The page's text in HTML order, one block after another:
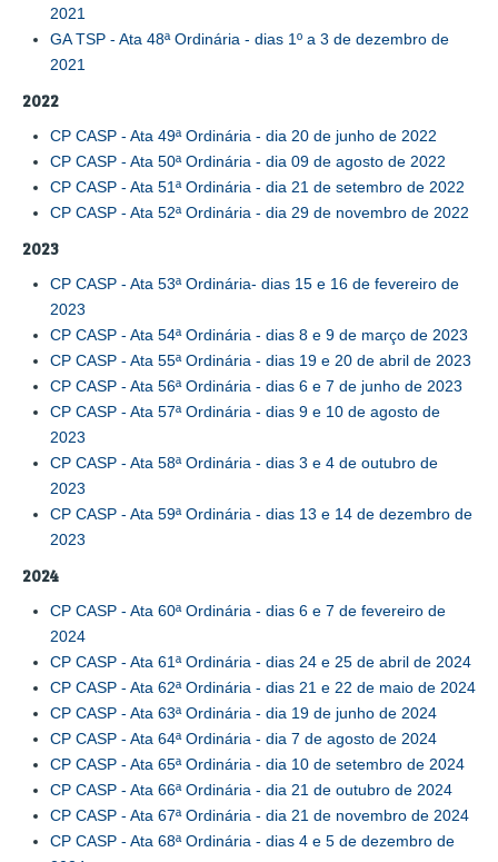
2021
GA TSP - Ata 48ª Ordinária - dias 1º a 3 de dezembro de
2021
2022
CP CASP - Ata 49ª Ordinária - dia 20 de junho de 2022
CP CASP - Ata 50ª Ordinária - dia 09 de agosto de 2022
CP CASP - Ata 51ª Ordinária - dia 21 de setembro de 2022
CP CASP - Ata 52ª Ordinária - dia 29 de novembro de 2022
2023
CP CASP - Ata 53ª Ordinária- dias 15 e 16 de fevereiro de
2023
CP CASP - Ata 54ª Ordinária - dias 8 e 9 de março de 2023
CP CASP - Ata 55ª Ordinária - dias 19 e 20 de abril de 2023
CP CASP - Ata 56ª Ordinária - dias 6 e 7 de junho de 2023
CP CASP - Ata 57ª Ordinária - dias 9 e 10 de agosto de
2023
CP CASP - Ata 58ª Ordinária - dias 3 e 4 de outubro de
2023
CP CASP - Ata 59ª Ordinária - dias 13 e 14 de dezembro de
2023
2024
CP CASP - Ata 60ª Ordinária - dias 6 e 7 de fevereiro de
2024
CP CASP - Ata 61ª Ordinária - dias 24 e 25 de abril de 2024
CP CASP - Ata 62ª Ordinária - dias 21 e 22 de maio de 2024
CP CASP - Ata 63ª Ordinária - dia 19 de junho de 2024
CP CASP - Ata 64ª Ordinária - dia 7 de agosto de 2024
CP CASP - Ata 65ª Ordinária - dia 10 de setembro de 2024
CP CASP - Ata 66ª Ordinária - dia 21 de outubro de 2024
CP CASP - Ata 67ª Ordinária - dia 21 de novembro de 2024
CP CASP - Ata 68ª Ordinária - dias 4 e 5 de dezembro de